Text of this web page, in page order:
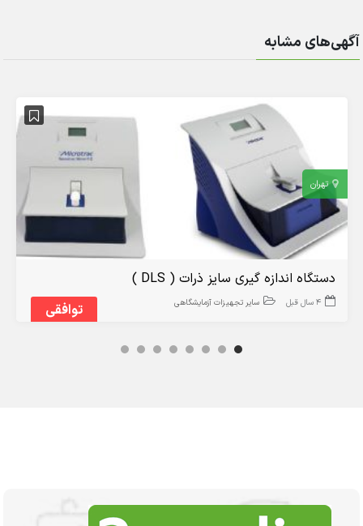
آگهی‌های مشابه
تهران
توافقی
دستگاه اندازه گیری سایز ذرات ( DLS )
4 سال قبل سایر تجهیزات آزمایشگاهی